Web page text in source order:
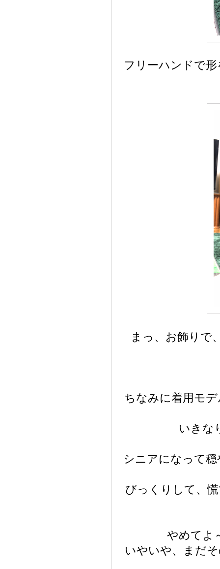
フリーハンドで
まっ、お飾りで
ちなみに着用モ
いきな
シニアになって
びっくりして、
やめてよ
いやいや、まだ